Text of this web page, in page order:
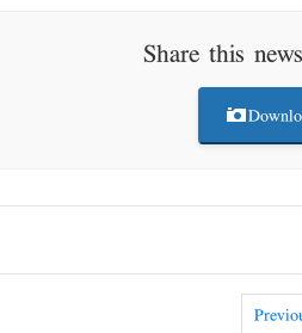
Share this